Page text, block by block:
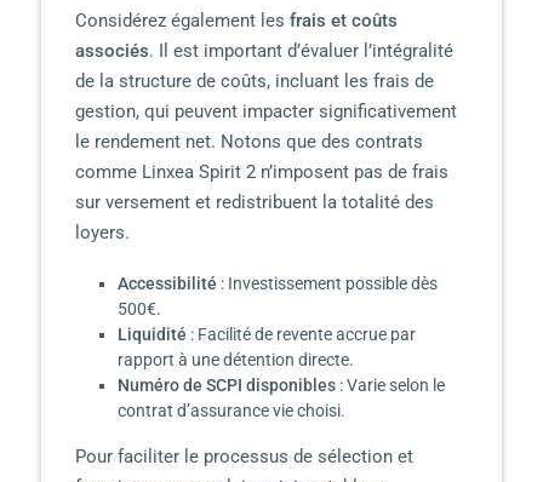
Considérez également les frais et coûts
associés. Il est important d’évaluer l’intégralité
de la structure de coûts, incluant les frais de
gestion, qui peuvent impacter significativement
le rendement net. Notons que des contrats
comme Linxea Spirit 2 n’imposent pas de frais
sur versement et redistribuent la totalité des
loyers.
Accessibilité : Investissement possible dès
500€.
Liquidité : Facilité de revente accrue par
rapport à une détention directe.
Numéro de SCPI disponibles: Varie selon le
contrat d’assurance vie choisi.
Pour faciliter le processus de sélection et